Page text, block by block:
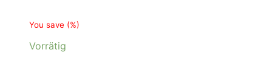
You save (%)
Vorrätig